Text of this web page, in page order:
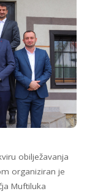
obilježavanja
organiziran je
Muftiluka